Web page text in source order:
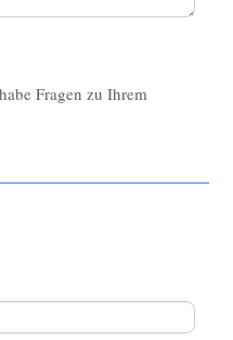
mit ATM-
Fragen zu Ihrem